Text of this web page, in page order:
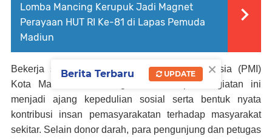
Lomba Mancing Kerupuk Jadi Magnet
Perayaan HUT RI Ke-81 di Lapas Pemuda
Madiun
Bekerja sama dengan Palang Merah Indonesia (PMI)
Kota Madiun dan tenaga medis Lapas kegiatan ini
menjadi ajang kepedulian sosial serta bentuk nyata
kontribusi insan pemasyarakatan terhadap masyarakat
sekitar. Selain donor darah, para pengunjung dan petugas
×
Berita Terbaru UPDATE